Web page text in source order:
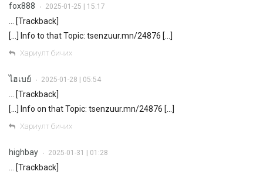
fox888 • 2025-01-25 | 15:17
… [Trackback]
[…] Info to that Topic: tsenzuur.mn/24876 […]
Хариулт бичих
ไฮเบย์ • 2025-01-28 | 05:54
… [Trackback]
[…] Info on that Topic: tsenzuur.mn/24876 […]
Хариулт бичих
highbay • 2025-01-31 | 01:28
… [Trackback]